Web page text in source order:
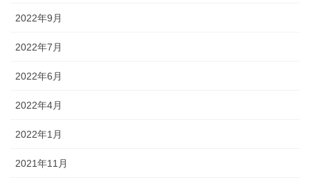
2022年9月
2022年7月
2022年6月
2022年4月
2022年1月
2021年11月